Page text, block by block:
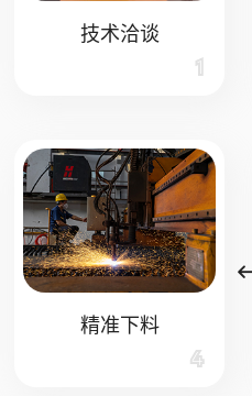
技术洽谈
1
精准下料
4